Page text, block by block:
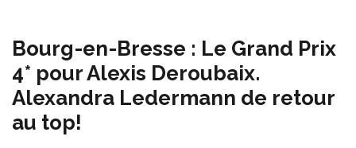
Bourg-en-Bresse : Le Grand Prix
4* pour Alexis Deroubaix.
Alexandra Ledermann de retour
au top!